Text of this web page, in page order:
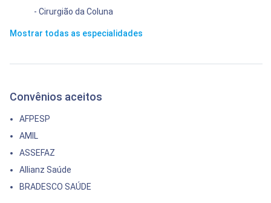
- Cirurgião da Coluna
Mostrar todas as especialidades
Convênios aceitos
AFPESP
AMIL
ASSEFAZ
Allianz Saúde
BRADESCO SAÚDE